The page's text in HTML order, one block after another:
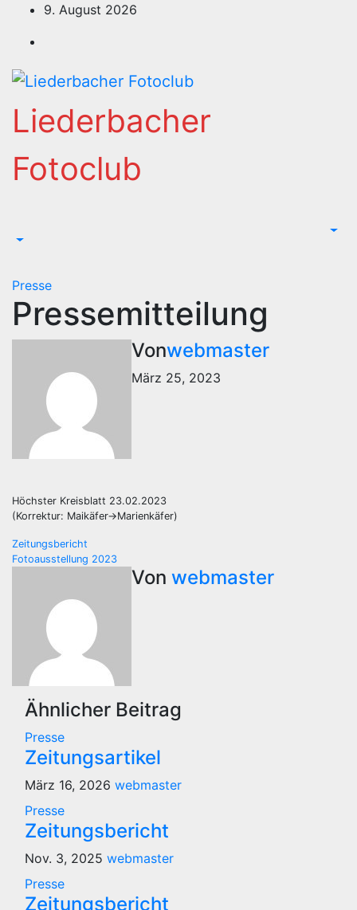
springen
9. August 2026
Liederbacher
Fotoclub
Presse
Pressemitteilung
Vonwebmaster
März 25, 2023
Höchster Kreisblatt 23.02.2023
(Korrektur: Maikäfer->Marienkäfer)
Beitragsnavigation
Zeitungsbericht
Fotoausstellung 2023
Von webmaster
Ähnlicher Beitrag
Presse
Zeitungsartikel
März 16, 2026 webmaster
Presse
Zeitungsbericht
Nov. 3, 2025 webmaster
Presse
Zeitungsbericht